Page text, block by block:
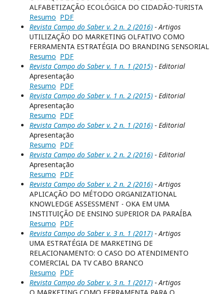
ALFABETIZAÇÃO ECOLÓGICA DO CIDADÃO-TURISTA
Resumo PDF
Revista Campo do Saber v. 2 n. 2 (2016) - Artigos
UTILIZAÇÃO DO MARKETING OLFATIVO COMO
FERRAMENTA ESTRATÉGIA DO BRANDING SENSORIAL
Resumo PDF
Revista Campo do Saber v. 1 n. 1 (2015) - Editorial
Apresentação
Resumo PDF
Revista Campo do Saber v. 1 n. 2 (2015) - Editorial
Apresentação
Resumo PDF
Revista Campo do Saber v. 2 n. 1 (2016) - Editorial
Apresentação
Resumo PDF
Revista Campo do Saber v. 2 n. 2 (2016) - Editorial
Apresentação
Resumo PDF
Revista Campo do Saber v. 2 n. 2 (2016) - Artigos
APLICAÇÃO DO MÉTODO ORGANIZATIONAL
KNOWLEDGE ASSESSMENT - OKA EM UMA
INSTITUIÇÃO DE ENSINO SUPERIOR DA PARAÍBA
Resumo PDF
Revista Campo do Saber v. 3 n. 1 (2017) - Artigos
UMA ESTRATÉGIA DE MARKETING DE
RELACIONAMENTO: O CASO DO ATENDIMENTO
COMERCIAL DA TV CABO BRANCO
Resumo PDF
Revista Campo do Saber v. 3 n. 1 (2017) - Artigos